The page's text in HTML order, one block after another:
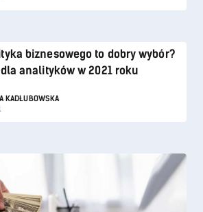
biznesowego to dobry wybór?
analityków w 2021 roku
KADŁUBOWSKA